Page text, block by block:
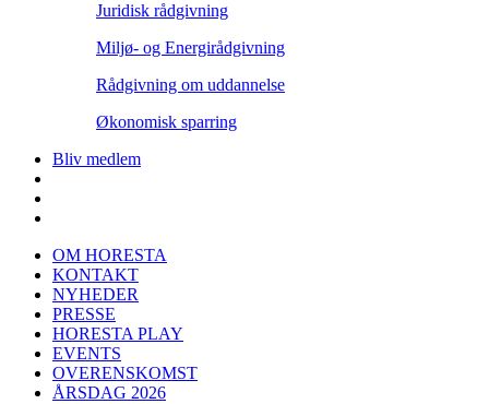
Juridisk rådgivning
Miljø- og Energirådgivning
Rådgivning om uddannelse
Økonomisk sparring
Bliv medlem
OM HORESTA
KONTAKT
NYHEDER
PRESSE
HORESTA PLAY
EVENTS
OVERENSKOMST
ÅRSDAG 2026